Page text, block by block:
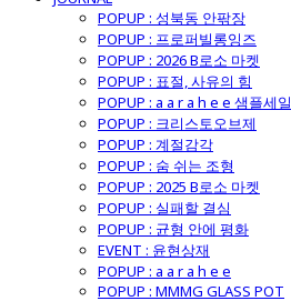
POPUP : 성북동 안팎장
POPUP : 프로퍼빌롱잉즈
POPUP : 2026 B로소 마켓
POPUP : 표절, 사유의 힘
POPUP : a a r a h e e 샘플세일
POPUP : 크리스토오브제
POPUP : 계절감각
POPUP : 숨 쉬는 조형
POPUP : 2025 B로소 마켓
POPUP : 실패할 결심
POPUP : 균형 안에 평화
EVENT : 윤현상재
POPUP : a a r a h e e
POPUP : MMMG GLASS POT